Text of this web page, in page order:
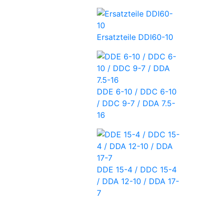
Ersatzteile DDI60-10
DDE 6-10 / DDC 6-10
/ DDC 9-7 / DDA 7.5-
16
DDE 15-4 / DDC 15-4
/ DDA 12-10 / DDA 17-
7